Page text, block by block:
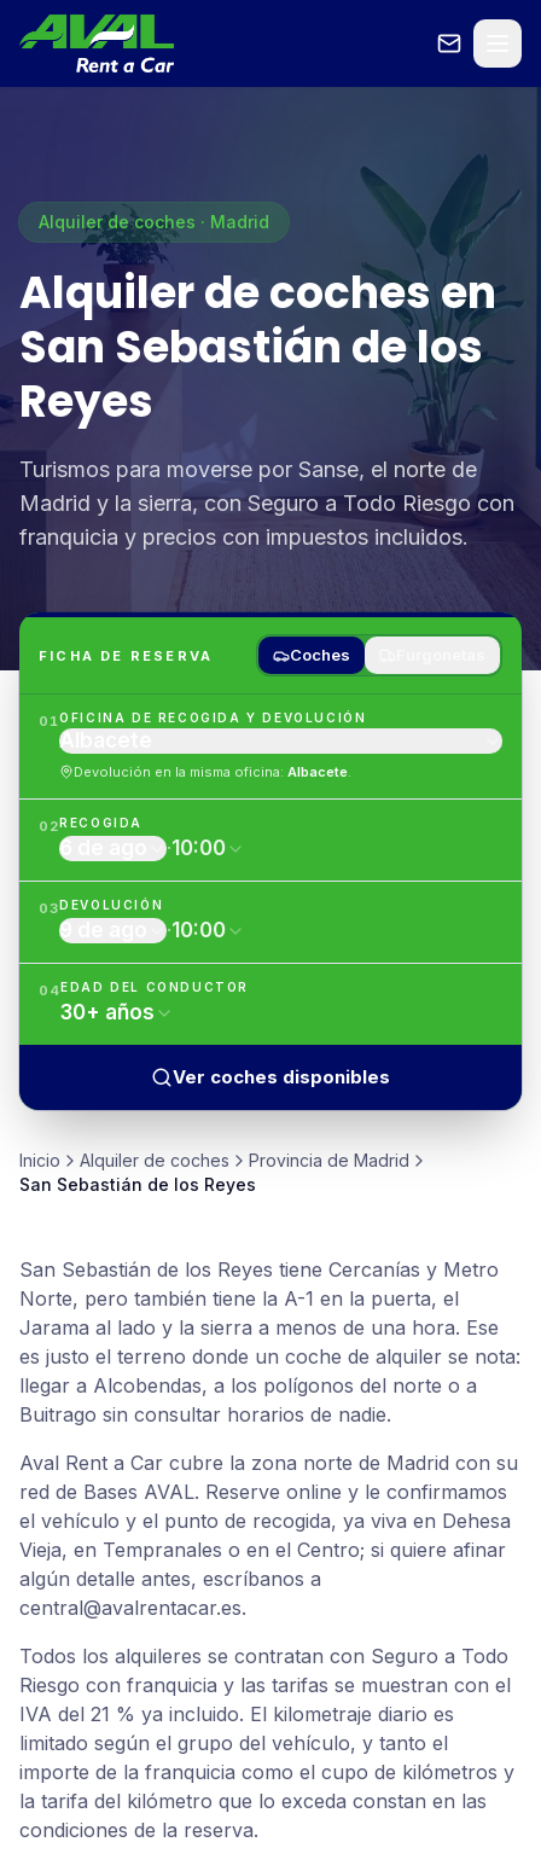
Alquiler de coches · Madrid
Alquiler de coches en
San Sebastián de los
Reyes
Turismos para moverse por Sanse, el norte de
Madrid y la sierra, con Seguro a Todo Riesgo con
franquicia y precios con impuestos incluidos.
FICHA DE RESERVA Coches
01OFICINA DE RECOGIDA Y DEVOLUCIÓN
Albacete
Devolución en la misma oficina:Albacete.
02RECOGIDA
6 de ago ·10:00
03DEVOLUCIÓN
9 de ago ·10:00
04EDAD DEL CONDUCTOR
30+ años
Ver coches disponibles
Inicio Alquiler de coches Provincia de Madrid
San Sebastián de los Reyes
San Sebastián de los Reyes tiene Cercanías y Metro
Norte, pero también tiene la A-1 en la puerta, el
Jarama al lado y la sierra a menos de una hora. Ese
es justo el terreno donde un coche de alquiler se nota:
llegar a Alcobendas, a los polígonos del norte o a
Buitrago sin consultar horarios de nadie.
Aval Rent a Car cubre la zona norte de Madrid con su
red de Bases AVAL. Reserve online y le confirmamos
el vehículo y el punto de recogida, ya viva en Dehesa
Vieja, en Tempranales o en el Centro; si quiere afinar
algún detalle antes, escríbanos a
central@avalrentacar.es.
Todos los alquileres se contratan con Seguro a Todo
Riesgo con franquicia y las tarifas se muestran con el
IVA del 21 % ya incluido. El kilometraje diario es
limitado según el grupo del vehículo, y tanto el
importe de la franquicia como el cupo de kilómetros y
la tarifa del kilómetro que lo exceda constan en las
condiciones de la reserva.